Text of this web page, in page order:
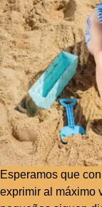
Esperamos que
exprimir al máximo